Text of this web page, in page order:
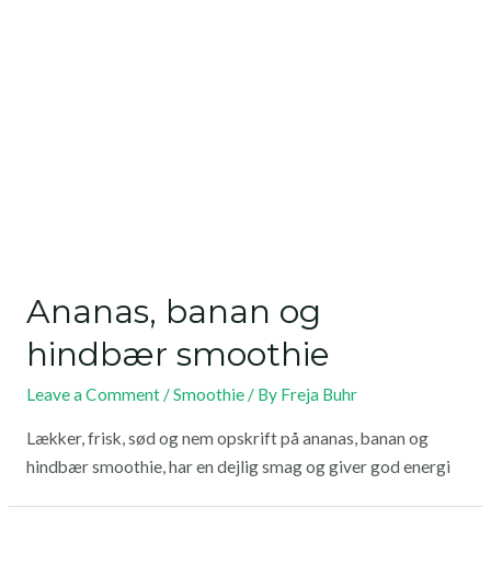
Ananas, banan og
hindbær smoothie
Leave a Comment /Smoothie/ By Freja Buhr
Lækker, frisk, sød og nem opskrift på ananas, banan og
hindbær smoothie, har en dejlig smag og giver god energi